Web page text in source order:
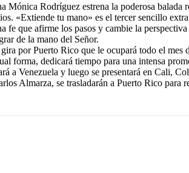
Mónica Rodríguez estrena la poderosa
«Extiende tu mano» es el tercer sencillo
fe que afirme los pasos y cambie la
de la mano del Señor.
por Puerto Rico que le ocupará todo el
forma, dedicará tiempo para una intensa
a Venezuela y luego se presentará en Cali,
Almarza, se trasladarán a Puerto Rico para